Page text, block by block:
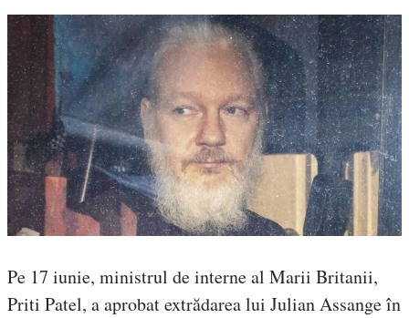
Pe 17 iunie, ministrul de interne al Marii Britanii,
Priti Patel, a aprobat extrădarea lui Julian Assange în